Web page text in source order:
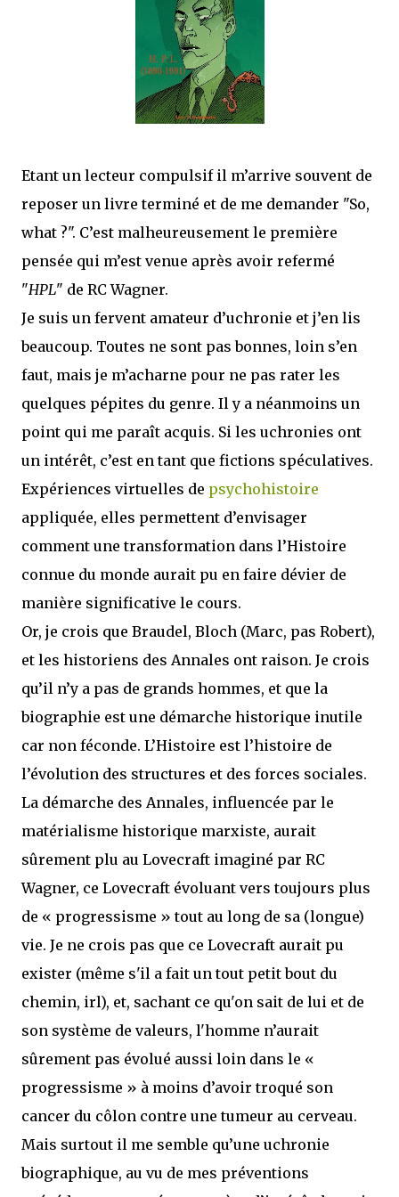
que Thomas connaissait et appréciait Olivier. Marlowe découvre une ville qu’il
ne connaissait pas, habitée par la méfiance, la peur et le rigorisme de la Ligue,
une ville pleine de mystères et de vieilles rancœurs. La Dame d...
Etant un lecteur compulsif il m’arrive souvent de
reposer un livre terminé et de me demander "So,
what ?". C’est malheureusement le première
pensée qui m’est venue après avoir refermé
"HPL" de RC Wagner.
Je suis un fervent amateur d’uchronie et j’en lis
beaucoup. Toutes ne sont pas bonnes, loin s’en
faut, mais je m’acharne pour ne pas rater les
quelques pépites du genre. Il y a néanmoins un
point qui me paraît acquis. Si les uchronies ont
un intérêt, c’est en tant que fictions spéculatives.
Expériences virtuelles de psychohistoire
appliquée, elles permettent d’envisager
comment une transformation dans l’Histoire
connue du monde aurait pu en faire dévier de
manière significative le cours.
Or, je crois que Braudel, Bloch (Marc, pas Robert),
et les historiens des Annales ont raison. Je crois
qu’il n’y a pas de grands hommes, et que la
biographie est une démarche historique inutile
car non féconde. L’Histoire est l’histoire de
l’évolution des structures et des forces sociales.
La démarche des Annales, influencée par le
matérialisme historique marxiste, aurait
sûrement plu au Lovecraft imaginé par RC
Wagner, ce Lovecraft évoluant vers toujours plus
de « progressisme » tout au long de sa (longue)
vie. Je ne crois pas que ce Lovecraft aurait pu
exister (même s'il a fait un tout petit bout du
chemin, irl), et, sachant ce qu'on sait de lui et de
son système de valeurs, l'homme n’aurait
sûrement pas évolué aussi loin dans le «
progressisme » à moins d’avoir troqué son
cancer du côlon contre une tumeur au cerveau.
Mais surtout il me semble qu’une uchronie
biographique, au vu de mes préventions